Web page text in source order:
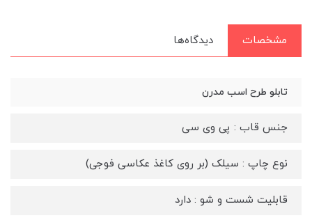
مشخصات دیدگاه‌ها
تابلو طرح اسب مدرن
جنس قاب : پی وی سی
نوع چاپ : سیلک (بر روی کاغذ عکاسی فوجی)
قابلیت شست و شو : دارد